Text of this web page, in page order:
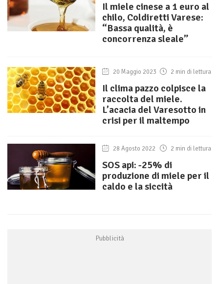
Il miele cinese a 1 euro al
chilo, Coldiretti Varese:
“Bassa qualità, è
concorrenza sleale”
20 Maggio 2023 2 min di lettura
Il clima pazzo colpisce la
raccolta del miele.
L’acacia del Varesotto in
crisi per il maltempo
28 Agosto 2022 2 min di lettura
SOS api: -25% di
produzione di miele per il
caldo e la siccità